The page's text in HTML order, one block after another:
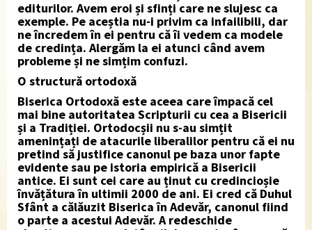
editurilor. Avem eroi și sfinți care ne slujesc ca
exemple. Pe aceștia nu-i privim ca infailibili, dar
ne încredem în ei pentru că îi vedem ca modele
de credința. Alergăm la ei atunci când avem
probleme și ne simțim confuzi.
O structură ortodoxă
Biserica Ortodoxă este aceea care împacă cel
mai bine autoritatea Scripturii cu cea a Bisericii
și a Tradiției. Ortodocșii nu s-au simțit
amenințați de atacurile liberalilor pentru că ei nu
pretind să justifice canonul pe baza unor fapte
evidente sau pe istoria empirică a Bisericii
antice. Ei sunt cei care au ținut cu credincioșie
învățătura în ultimii 2000 de ani. Ei cred că Duhul
Sfânt a călăuzit Biserica în Adevăr, canonul fiind
o parte a acestui Adevăr. A redeschide